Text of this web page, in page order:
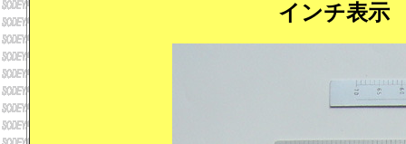
インチ表